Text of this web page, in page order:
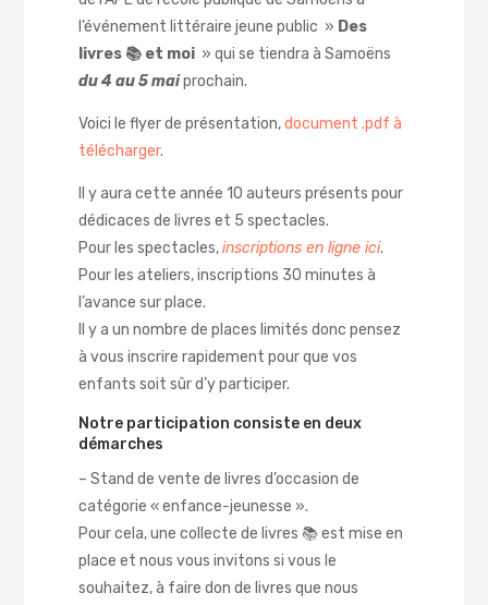
l’événement littéraire jeune public » Des
livres 📚 et moi » qui se tiendra à Samoëns
du 4 au 5 maiprochain.
Voici le flyer de présentation,document .pdf à
télécharger.
Il y aura cette année 10 auteurs présents pour
dédicaces de livres et 5 spectacles.
Pour les spectacles,inscriptions en ligne ici.
Pour les ateliers, inscriptions 30 minutes à
l’avance sur place.
Il y a un nombre de places limités donc pensez
à vous inscrire rapidement pour que vos
enfants soit sûr d’y participer.
Notre participation consiste en deux
démarches
– Stand de vente de livres d’occasion de
catégorie « enfance-jeunesse ».
Pour cela, une collecte de livres 📚 est mise en
place et nous vous invitons si vous le
souhaitez, à faire don de livres que nous